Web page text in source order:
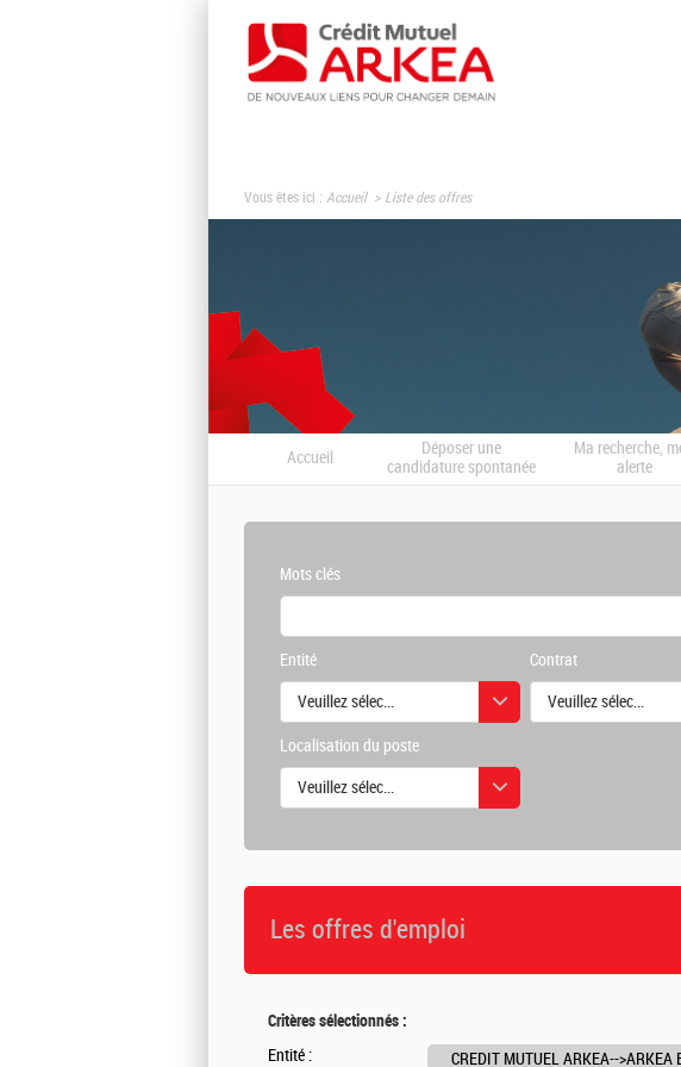
Vous êtes ici : Accueil Liste des offres
Accueil
Déposer une
candidature spontanée
Ma recherche,
alerte
Mots clés
Entité
Veuillez sélectionner une ou des valeurs
Contrat
Veuillez sélectionner
Localisation du poste
Veuillez sélectionner une ou des valeurs
Les offres d'emploi
Critères sélectionnés :
Entité : CREDIT MUTUEL ARKEA--